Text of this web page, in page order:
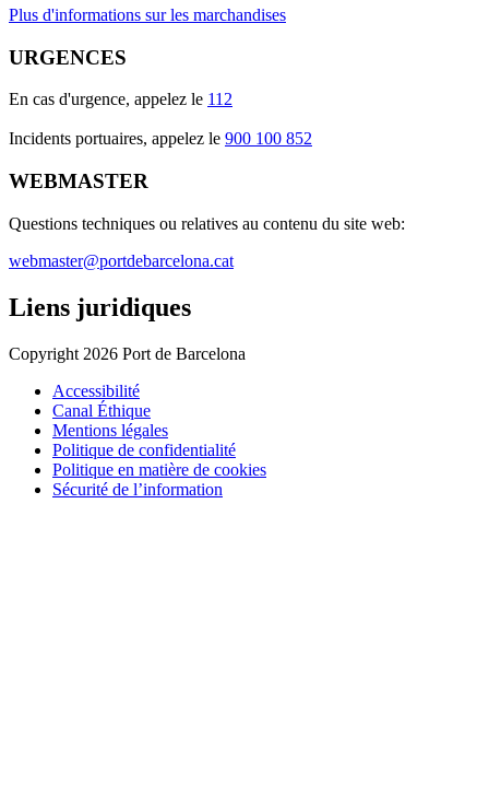
Plus d'informations sur les marchandises
URGENCES
En cas d'urgence, appelez le 112
Incidents portuaires, appelez le 900 100 852
WEBMASTER
Questions techniques ou relatives au contenu du site web:
webmaster@portdebarcelona.cat
Liens juridiques
Copyright 2026 Port de Barcelona
Accessibilité
Canal Éthique
Mentions légales
Politique de confidentialité
Politique en matière de cookies
Sécurité de l’information